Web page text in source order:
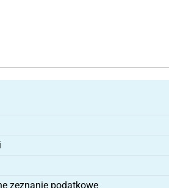
zeznanie podatkowe